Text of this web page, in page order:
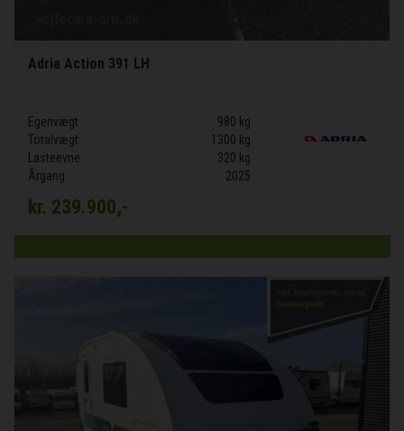
Adria Action 391 LH
Egenvægt
980 kg
Totalvægt
1300 kg
Lasteevne
320 kg
Årgang
2025
kr. 239.900,-